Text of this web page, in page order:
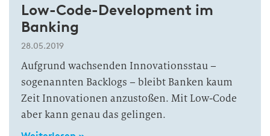
Low-Code-Development im
Banking
28.05.2019
Aufgrund wachsenden Innovationsstau –
sogenannten Backlogs – bleibt Banken kaum
Zeit Innovationen anzustoßen. Mit Low-Code
aber kann genau das gelingen.